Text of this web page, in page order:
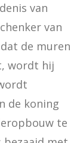
van
van
de muren
wordt hij
de koning
te